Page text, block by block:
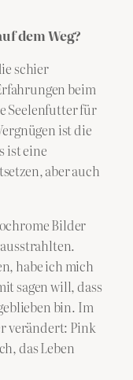
dem Weg?
schier
beim
Seelenfutter für
ist die
ist eine
aber auch
Bilder
habe ich mich
sagen will, dass
bin. Im
verändert: Pink
das Leben